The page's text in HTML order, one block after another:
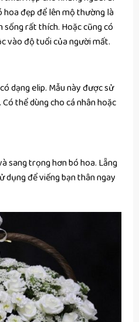
đẹp để lên mộ thường là
sống rất thích. Hoặc cũng có
vào độ tuổi của người mất.
dạng elip. Mẫu này được sử
thể dùng cho cá nhân hoặc
sang trọng hơn bó hoa. Lẵng
để viếng bạn thân ngay